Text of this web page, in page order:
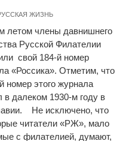
ЖИЗНЬ
летом члены давнишнего
Русской Филателии
свой 184-й номер
«Россика». Отметим, что
номер этого журнала
далеком 1930-м году в
Не исключено, что
читатели «РЖ», мало
с филателией, думают,